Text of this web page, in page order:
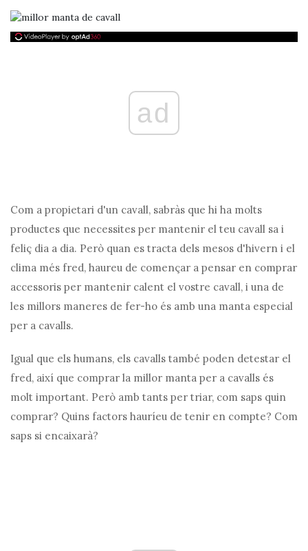
ad
Com a propietari d'un cavall, sabràs que hi ha molts
productes que necessites per mantenir el teu cavall sa i
feliç dia a dia. Però quan es tracta dels mesos d'hivern i el
clima més fred, haureu de començar a pensar en comprar
accessoris per mantenir calent el vostre cavall, i una de
les millors maneres de fer-ho és amb una manta especial
per a cavalls.
Igual que els humans, els cavalls també poden detestar el
fred, així que comprar la millor manta per a cavalls és
molt important. Però amb tants per triar, com saps quin
comprar? Quins factors hauríeu de tenir en compte? Com
saps si encaixarà?